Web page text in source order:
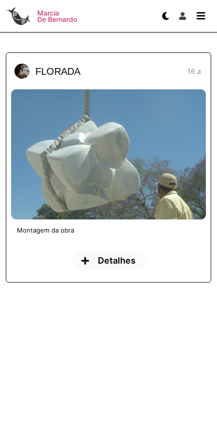
Marcia
De Bernardo
FLORADA 16 a
Montagem da obra
Detalhes